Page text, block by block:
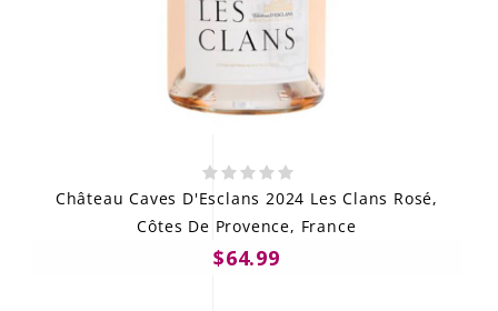
Château Caves D'Esclans 2024 Les Clans Rosé,
Côtes De Provence, France
$64.99